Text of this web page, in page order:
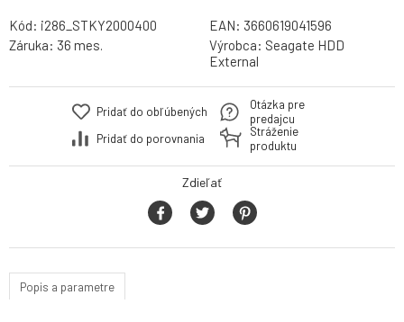
Kód: i286_STKY2000400 EAN: 3660619041596
Záruka: 36 mes. Výrobca: Seagate HDD
External
Pridať do obľúbených
Pridať do porovnania
Otázka pre
predajcu
Stráženie
produktu
Zdieľať
Popis a parametre